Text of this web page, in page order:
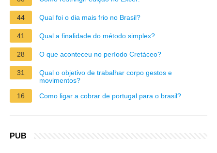
44 Qual foi o dia mais frio no Brasil?
41 Qual a finalidade do método simplex?
28 O que aconteceu no período Cretáceo?
31
Qual o objetivo de trabalhar corpo gestos e
movimentos?
16
Como ligar a cobrar de portugal para o brasil?
PUB